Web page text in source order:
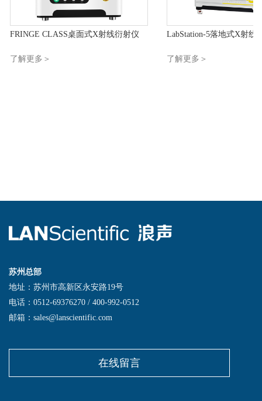
FRINGE CLASS桌面式X射线衍射仪
了解更多＞
LabStation-5落地式X射线
了解更多＞
苏州总部
地址：苏州市高新区永安路19号
电话：0512-69376270 / 400-992-0512
邮箱：sales@lanscientific.com
在线留言